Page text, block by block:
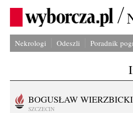
Nekrologi Odeszli Poradnik
BOGUSŁAW WIERZBICKI
SZCZECIN